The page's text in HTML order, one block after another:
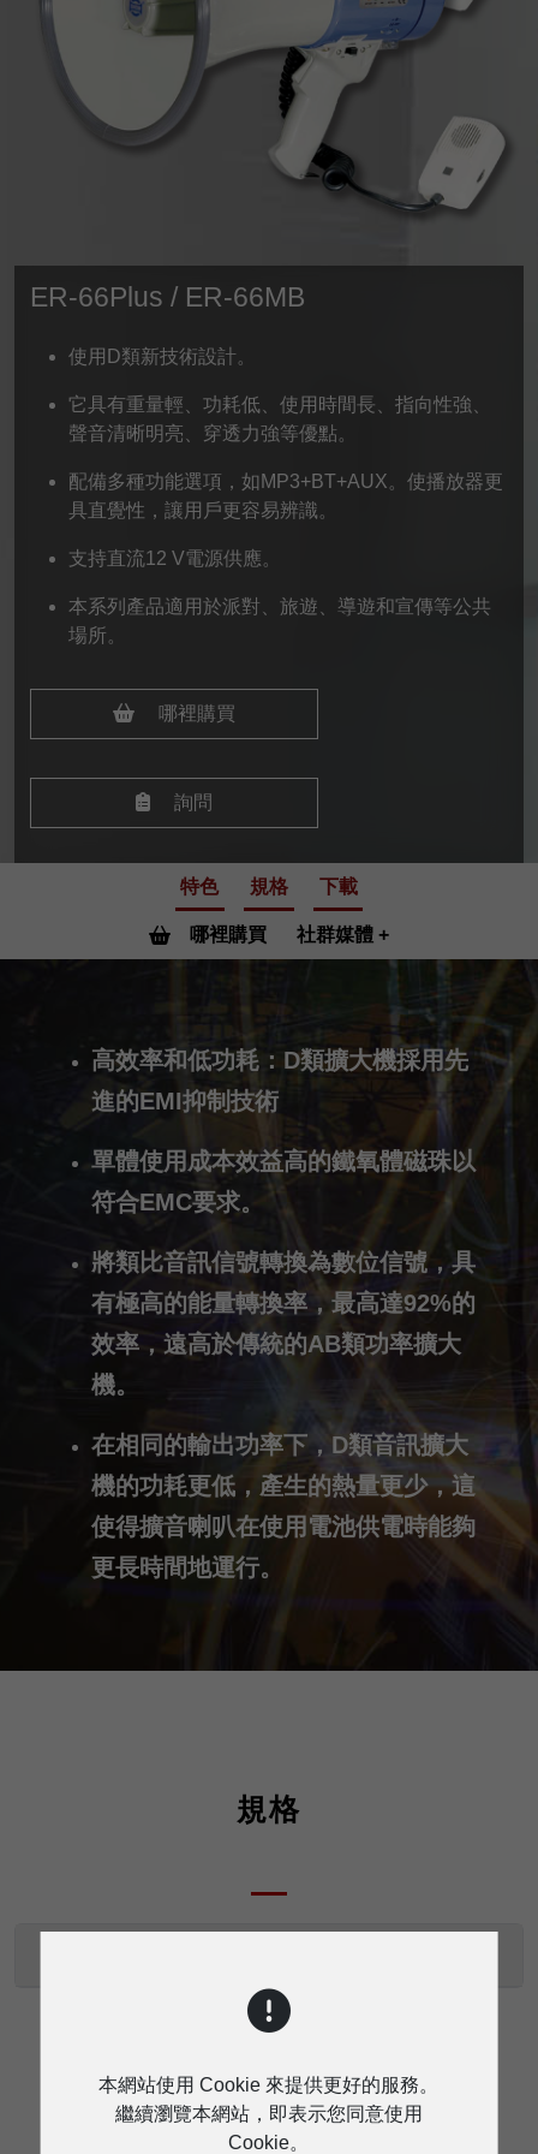
ER-66Plus / ER-66MB
使用D類新技術設計。
它具有重量輕、功耗低、使用時間長、指向性強、
聲音清晰明亮、穿透力強等優點。
配備多種功能選項，如MP3+BT+AUX。使播放器更
具直覺性，讓用戶更容易辨識。
支持直流12 V電源供應。
本系列產品適用於派對、旅遊、導遊和宣傳等公共
場所。
哪裡購買
詢問
特色 規格 下載
哪裡購買 社群媒體
高效率和低功耗：D類擴大機採用先
進的EMI抑制技術
單體使用成本效益高的鐵氧體磁珠以
符合EMC要求。
將類比音訊信號轉換為數位信號，具
有極高的能量轉換率，最高達92%的
效率，遠高於傳統的AB類功率擴大
機。
在相同的輸出功率下，D類音訊擴大
機的功耗更低，產生的熱量更少，這
使得擴音喇叭在使用電池供電時能夠
更長時間地運行。
規格
下載
本網站使用 Cookie 來提供更好的服務。
繼續瀏覽本網站，即表示您同意使用
Cookie。